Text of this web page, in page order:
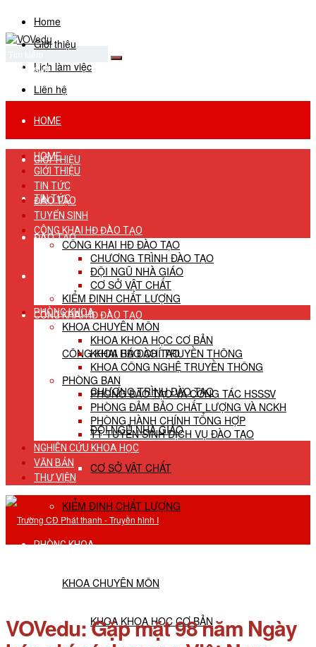
Home
Giới thiệu
Lịch làm việc
Liên hệ
No Result
View All Result
HOME
GIỚI THIỆU
TIN TỨC
ĐÀO TẠO
TUYỂN SINH
CÔNG KHAI HĐ ĐÀO TẠO
CÔNG KHAI HĐ ĐÀO TẠO
CHƯƠNG TRÌNH ĐÀO TẠO
ĐỘI NGŨ NHÀ GIÁO
CƠ SỞ VẬT CHẤT
KIỂM ĐỊNH CHẤT LƯỢNG
PHÒNG KHOA
KHOA CHUYÊN MÔN
KHOA KHOA HỌC CƠ BẢN
HOME
GIỚI THIỆU
TIN TỨC
ĐÀO TẠO
TUYỂN SINH
CÔNG KHAI HĐ ĐÀO TẠO
CÔNG KHAI HĐ ĐÀO TẠO
CHƯƠNG TRÌNH ĐÀO TẠO
ĐỘI NGŨ NHÀ GIÁO
CƠ SỞ VẬT CHẤT
KIỂM ĐỊNH CHẤT LƯỢNG
PHÒNG KHOA
KHOA CHUYÊN MÔN
KHOA KHOA HỌC CƠ BẢN
KHOA BÁO CHÍ TRUYỀN THÔNG
KHOA CÔNG NGHỆ TRUYỀN THÔNG
PHÒNG BAN
PHÒNG ĐÀO TẠO VÀ CÔNG TÁC HSSSV
PHÒNG ĐẢM BẢO CHẤT LƯỢNG VÀ NCKH
PHÒNG HÀNH CHÍNH TỔNG HỢP
TT TUYỂN SINH DỊCH VỤ ĐÀO TẠO
NGHIÊN CỨU KHOA HỌC
VĂN BẢN
THƯ VIỆN
VOVedu: Gặp mặt 98 năm Ngày